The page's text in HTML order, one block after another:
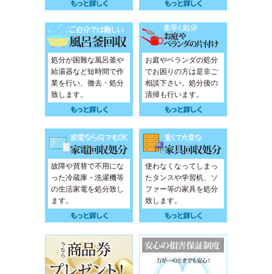
処分が困難な風呂釜や
給湯器など短時間で作
業を行い、撤去・処分
致します。
お庭やベランダの処分
でお困りの方は是非ご
相談下さい。処分後の
清掃も行います。
故障や買替で不用にな
った冷蔵庫・洗濯機等
の生活家電を処分致し
ます。
使わなくなってしまっ
たタンスや学習机、ソ
ファー等の家具を処分
致します。